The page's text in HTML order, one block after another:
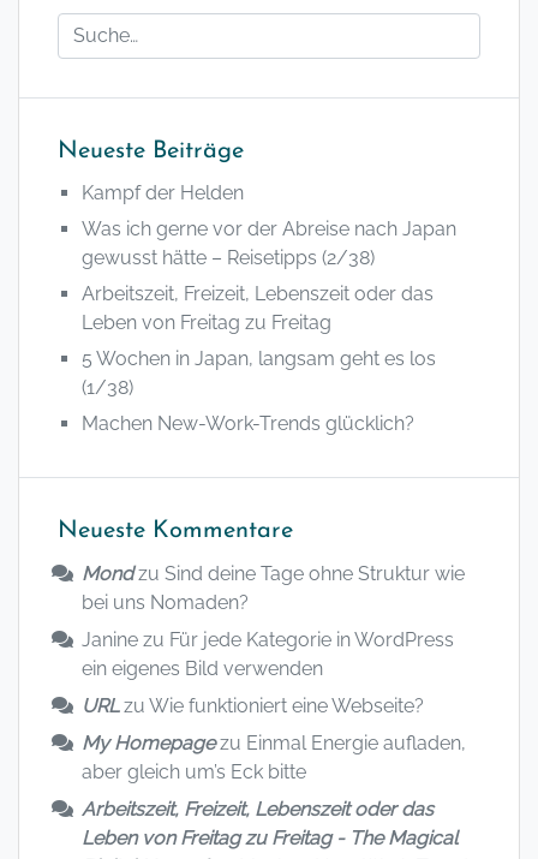
Neueste Beiträge
Kampf der Helden
Was ich gerne vor der Abreise nach Japan
gewusst hätte – Reisetipps (2/38)
Arbeitszeit, Freizeit, Lebenszeit oder das
Leben von Freitag zu Freitag
5 Wochen in Japan, langsam geht es los
(1/38)
Machen New-Work-Trends glücklich?
Neueste Kommentare
Mondzu Sind deine Tage ohne Struktur wie
bei uns Nomaden?
Janine zu Für jede Kategorie in WordPress
ein eigenes Bild verwenden
URLzu Wie funktioniert eine Webseite?
My Homepagezu Einmal Energie aufladen,
aber gleich um’s Eck bitte
Arbeitszeit, Freizeit, Lebenszeit oder das
Leben von Freitag zu Freitag - The Magical